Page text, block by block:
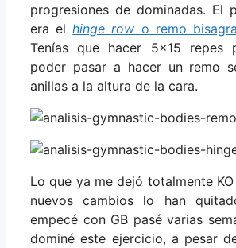
progresiones de dominadas. El
era elhinge row o remo bisagra
Tenías que hacer 5×15 repes
poder pasar a hacer un remo
anillas a la altura de la cara.
Lo que ya me dejó totalmente
nuevos cambios lo han
empecé con GB pasé varias
dominé este ejercicio, a pesar